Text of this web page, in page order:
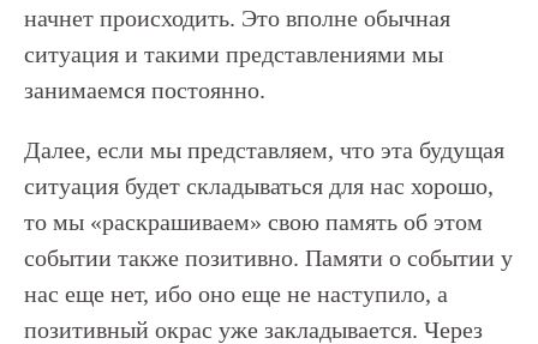
начнет происходить. Это вполне обычная
ситуация и такими представлениями мы
занимаемся постоянно.
Далее, если мы представляем, что эта будущая
ситуация будет складываться для нас хорошо,
то мы «раскрашиваем» свою память об этом
событии также позитивно. Памяти о событии у
нас еще нет, ибо оно еще не наступило, а
позитивный окрас уже закладывается. Через